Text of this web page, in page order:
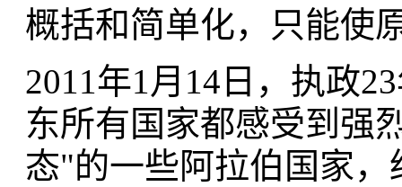
概括和简单化，只能使
2011年1月14日，执政
东所有国家都感受到强
态"的一些阿拉伯国家